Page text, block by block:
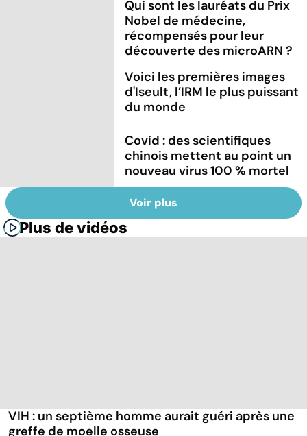
Qui sont les lauréats du Prix
Nobel de médecine,
récompensés pour leur
découverte des microARN ?
Voici les premières images
d'Iseult, l’IRM le plus puissant
du monde
Covid : des scientifiques
chinois mettent au point un
nouveau virus 100 % mortel
Voir plus
Plus de vidéos
VIH : un septième homme aurait guéri après une
greffe de moelle osseuse